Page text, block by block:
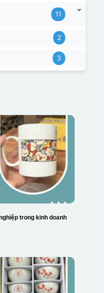
11
2
3
trong kinh doanh